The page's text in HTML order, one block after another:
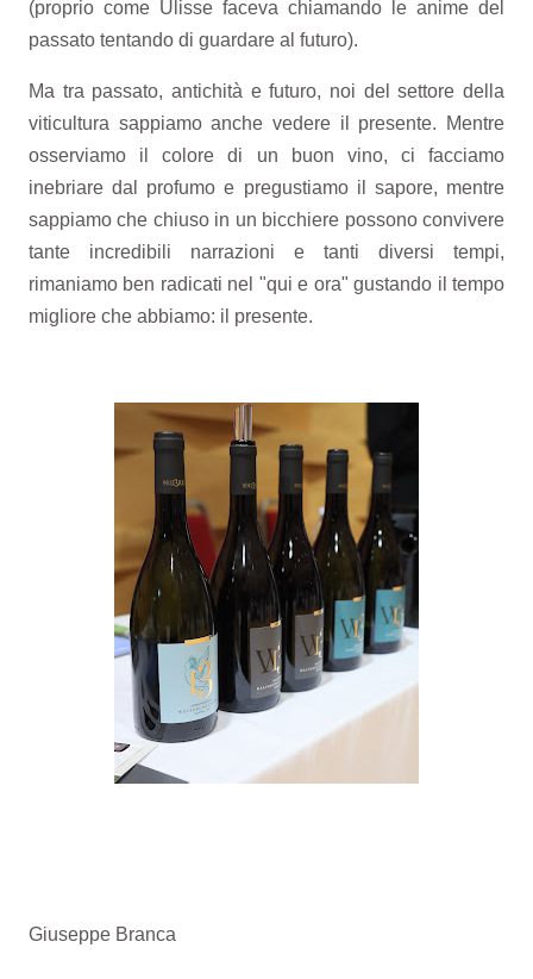
(proprio come Ulisse faceva chiamando le anime del
passato tentando di guardare al futuro).
Ma tra passato, antichità e futuro, noi del settore della
viticultura sappiamo anche vedere il presente. Mentre
osserviamo il colore di un buon vino, ci facciamo
inebriare dal profumo e pregustiamo il sapore, mentre
sappiamo che chiuso in un bicchiere possono convivere
tante incredibili narrazioni e tanti diversi tempi,
rimaniamo ben radicati nel "qui e ora" gustando il tempo
migliore che abbiamo: il presente.
Giuseppe Branca